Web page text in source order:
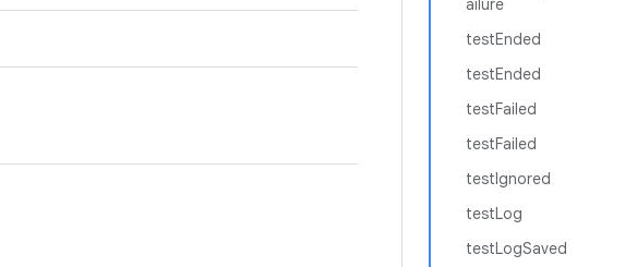
ailure
testEnded
testEnded
testFailed
testFailed
testIgnored
testLog
testLogSaved